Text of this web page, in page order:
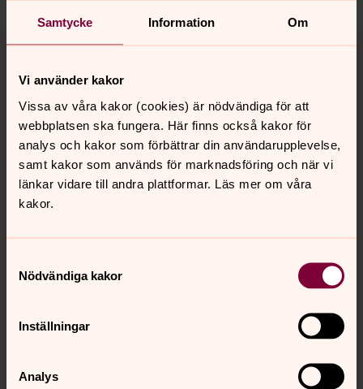
Samtycke Information Om
Vi använder kakor
Vissa av våra kakor (cookies) är nödvändiga för att
webbplatsen ska fungera. Här finns också kakor för
analys och kakor som förbättrar din användarupplevelse,
samt kakor som används för marknadsföring och när vi
länkar vidare till andra plattformar. Läs mer om våra
kakor.
Nödvändiga kakor
Inställningar
Analys
Kontakt
Kalender
Hitta snabbt